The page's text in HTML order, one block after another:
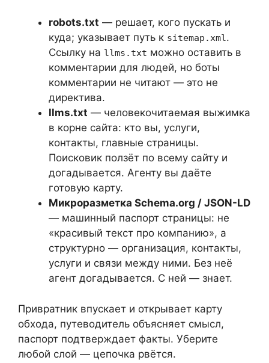
robots.txt — решает, кого пускать и
куда; указывает путь к sitemap.xml.
Ссылку на llms.txt можно оставить в
комментарии для людей, но боты
комментарии не читают — это не
директива.
llms.txt — человекочитаемая выжимка
в корне сайта: кто вы, услуги,
контакты, главные страницы.
Поисковик ползёт по всему сайту и
догадывается. Агенту вы даёте
готовую карту.
Микроразметка Schema.org / JSON-LD
— машинный паспорт страницы: не
«красивый текст про компанию», а
структурно — организация, контакты,
услуги и связи между ними. Без неё
агент догадывается. С ней — знает.
Привратник впускает и открывает карту
обхода, путеводитель объясняет смысл,
паспорт подтверждает факты. Уберите
любой слой — цепочка рвётся.